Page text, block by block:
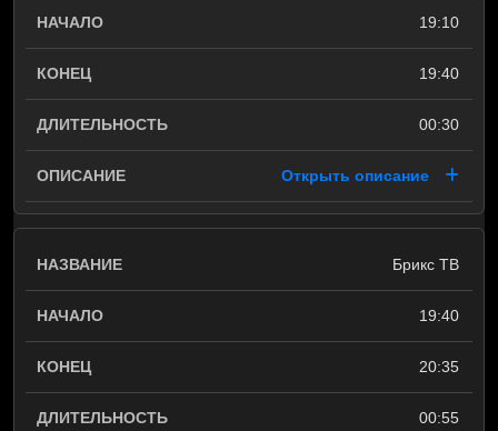
19:10
19:40
00:30
Открыть описание
Брикс ТВ
19:40
20:35
00:55